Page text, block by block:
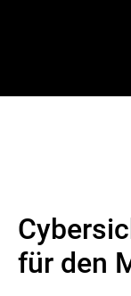
für den